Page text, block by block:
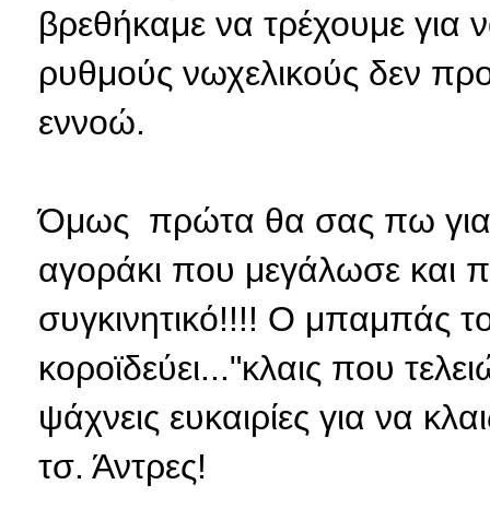
βρεθήκαμε να τρέχουμε
ρυθμούς νωχελικούς δεν
εννοώ.
Όμως πρώτα θα σας πω για
αγοράκι που μεγάλωσε και
συγκινητικό!!!! Ο μπαμπάς
κοροϊδεύει..."κλαις που
ψάχνεις ευκαιρίες για να
τσ. Άντρες!